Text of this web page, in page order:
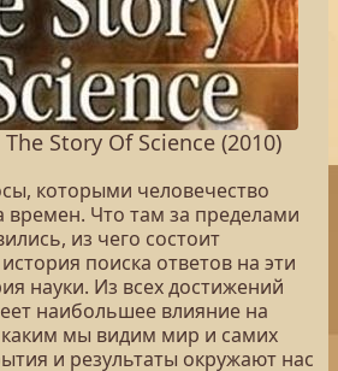
Story Of Science (2010)
которыми человечество
времен. Что там за пределами
из чего состоит
поиска ответов на эти
науки. Из всех достижений
наибольшее влияние на
мы видим мир и самих
и результаты окружают нас